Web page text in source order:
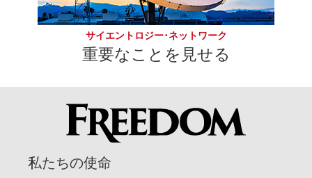
サイエントロジー･ネットワーク
重要なことを見せる
私たちの使命